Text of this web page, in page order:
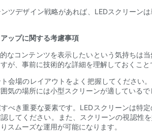
ツデザイン戦略があれば、LEDスクリーン
ップに関する考慮事項
なコンテンツを表示したいという気持ちは
が、事前に技術的な詳細を理解しておくこ
会場のレイアウトをよく把握してください
気の場所には小型スクリーンが適している
べき重要な要素です。LEDスクリーンは特
してください。また、スクリーンの視認性
スムーズな運用が可能になります。